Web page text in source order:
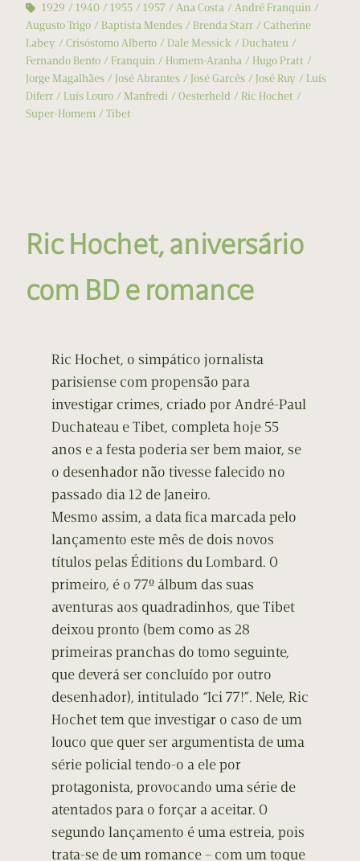
1929
1940 1955 1957 Ana Costa
André Franquin
Augusto Trigo
Baptista Mendes Brenda Starr
Catherine
Labey
Crisóstomo Alberto Dale Messick
Duchateu
Fernando Bento
Franquin Homem-Aranha
Hugo Pratt
Jorge Magalhães
José Abrantes José Garcês José Ruy
Luís
Diferr
Luís Louro Manfredi Oesterheld
Ric Hochet
Super-Homem
Tibet
Ric Hochet, aniversário
com BD e romance
Ric Hochet, o simpático jornalista
parisiense com propensão para
investigar crimes, criado por André-Paul
Duchateau e Tibet, completa hoje 55
anos e a festa poderia ser bem maior, se
o desenhador não tivesse falecido no
passado dia 12 de Janeiro.
Mesmo assim, a data fica marcada pelo
lançamento este mês de dois novos
títulos pelas Éditions du Lombard. O
primeiro, é o 77º álbum das suas
aventuras aos quadradinhos, que Tibet
deixou pronto (bem como as 28
primeiras pranchas do tomo seguinte,
que deverá ser concluído por outro
desenhador), intitulado “Ici 77!”. Nele, Ric
Hochet tem que investigar o caso de um
louco que quer ser argumentista de uma
série policial tendo-o a ele por
protagonista, provocando uma série de
atentados para o forçar a aceitar. O
segundo lançamento é uma estreia, pois
trata-se de um romance – com um toque